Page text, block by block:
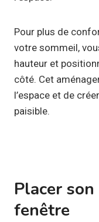
Pour plus de
votre sommeil,
hauteur et
côté. Cet
l’espace et de
paisible.
Placer
fenêtre